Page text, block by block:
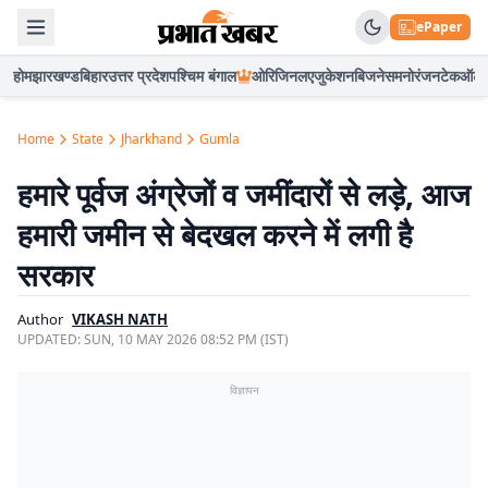
ePaper
होमझारखण्डबिहारउत्तर प्रदेशपश्चिम बंगाल ओरिजिनलएजुकेशनबिजनेसमनोरंजनटेकऑटो
Home State Jharkhand Gumla
हमारे पूर्वज अंग्रेजों व जमींदारों से लड़े, आज
हमारी जमीन से बेदखल करने में लगी है
सरकार
Author VIKASH NATH
UPDATED:SUN, 10 MAY 2026 08:52 PM (IST)
विज्ञापन